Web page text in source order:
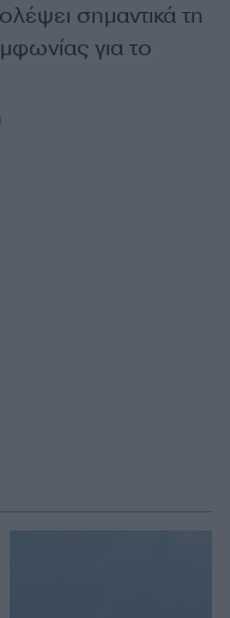
σημαντικά τη
για το